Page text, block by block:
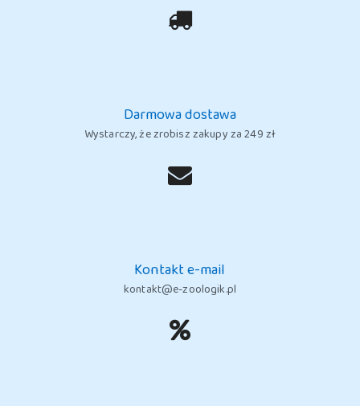
Darmowa dostawa
Wystarczy, że zrobisz zakupy za 249 zł
Kontakt e-mail
kontakt@e-zoologik.pl